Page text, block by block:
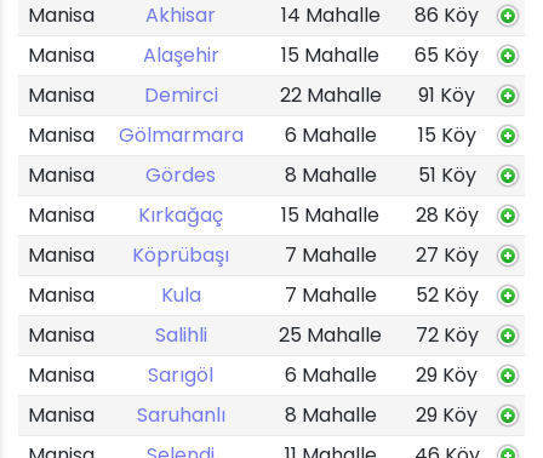
Manisa
Akhisar 14 Mahalle
86 Köy
Manisa
Alaşehir 15 Mahalle
65 Köy
Manisa
Demirci 22 Mahalle
91 Köy
Manisa
Gölmarmara 6 Mahalle
15 Köy
Manisa
Gördes 8 Mahalle
51 Köy
Manisa
Kırkağaç 15 Mahalle
28 Köy
Manisa
Köprübaşı 7 Mahalle
27 Köy
Manisa
Kula 7 Mahalle
52 Köy
Manisa
Salihli 25 Mahalle
72 Köy
Manisa
Sarıgöl 6 Mahalle
29 Köy
Manisa
Saruhanlı 8 Mahalle
29 Köy